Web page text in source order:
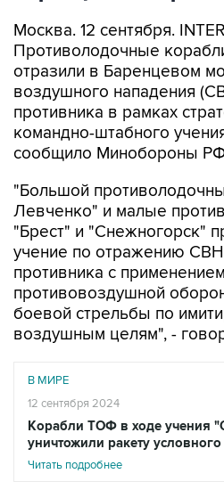
Москва. 12 сентября.
Противолодочные
отразили в Баренцевом
воздушного нападения
противника в рамках
командно-штабного
сообщило Минобороны РФ
"Большой
Левченко" и малые
"Брест" и "Снежногорск"
учение по отражению СВН
противника с
противовоздушной
боевой стрельбы по
воздушным целям", -
В МИРЕ
12 сентября 2024
Корабли ТОФ в ходе учения
уничтожили ракету
Читать подробнее